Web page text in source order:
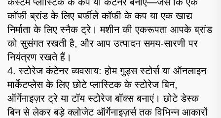
कॉफी ब्रांड के लिए बर्फीले कॉफी के कप या एक खाद्य
निर्माता के लिए स्नैक ट्रे। मशीन की एकरूपता आपके ब्रांड
को सुसंगत रखती है, और आप उत्पादन समय-सारणी पर
नियंत्रण रखते हैं।
4. स्टोरेज कंटेनर व्यवसाय: होम गुड्स स्टोर्स या ऑनलाइन
मार्केटप्लेस के लिए छोटे प्लास्टिक के स्टोरेज बिन,
ऑर्गेनाइज़र ट्रे या टॉय स्टोरेज बॉक्स बनाएं। छोटे डेस्क
बिन से लेकर बड़े क्लोजेट ऑर्गेनाइज़र्स तक विभिन्न आकारों